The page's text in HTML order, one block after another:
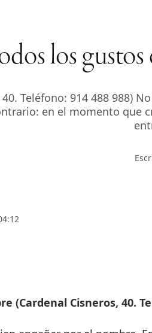
los
Teléfono: 914 488 988)
en el momento que
(Cardenal Cisneros, 40.